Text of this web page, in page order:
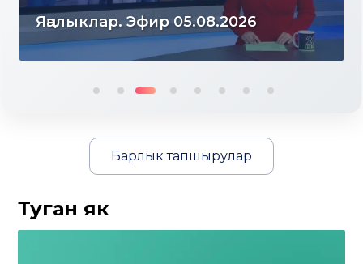
Яңалыклар. Эфир 04.08.2026
Барлык тапшырулар
Туган як